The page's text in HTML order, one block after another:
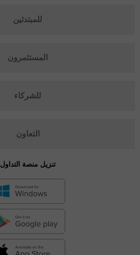
للمبتدئين
المستثمرون
للشركاء
التعاون
تنزيل منصة التداول